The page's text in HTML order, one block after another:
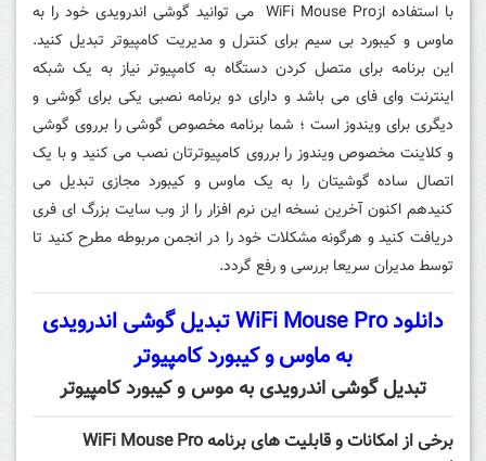
با استفاده ازWiFi Mouse Pro می توانید گوشی اندرویدی خود را به
ماوس و کیبورد بی سیم برای کنترل و مدیریت کامپیوتر تبدیل کنید.
این برنامه برای متصل کردن دستگاه به کامپیوتر نیاز به یک شبکه
اینترنت وای فای می باشد و دارای دو برنامه نصبی یکی برای گوشی و
دیگری برای ویندوز است ؛ شما برنامه مخصوص گوشی را برروی گوشی
و کلاینت مخصوص ویندوز را برروی کامپیوترتان نصب می کنید و با یک
اتصال ساده گوشیتان را به یک ماوس و کیبورد مجازی تبدیل می
کنیدهم اکنون آخرین نسخه این نرم افزار را از وب سایت بزرگ ای فری
دریافت کنید و هرگونه مشکلات خود را در انجمن مربوطه مطرح کنید تا
توسط مدیران سریعا بررسی و رفع گردد.
دانلود WiFi Mouse Pro تبدیل گوشی اندرویدی
به ماوس و کیبورد کامپیوتر
تبدیل گوشی اندرویدی به موس و کیبورد کامپیوتر
برخی از امکانات و قابلیت های برنامه WiFi Mouse Pro